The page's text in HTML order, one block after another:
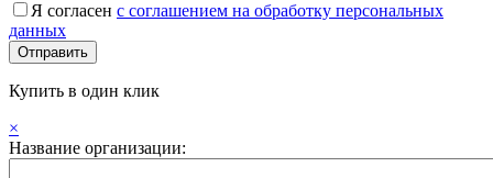
Я согласен с соглашением на обработку персональных
данных
Купить в один клик
×
Название организации: